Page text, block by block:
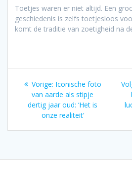
Toetjes waren er niet altijd. Een
geschiedenis is zelfs toetjesloos
komt de traditie van zoetigheid na
Bericht
navigatie
Vorige: Vorig
bericht:
Iconische foto
van aarde als stipje
dertig jaar oud: ‘Het is
onze realiteit’